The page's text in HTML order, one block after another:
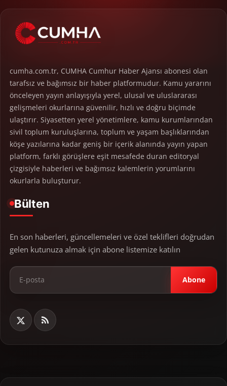
cumha.com.tr, CUMHA Cumhur Haber Ajansı abonesi olan
tarafsız ve bağımsız bir haber platformudur. Kamu yararını
önceleyen yayın anlayışıyla yerel, ulusal ve uluslararası
gelişmeleri okurlarına güvenilir, hızlı ve doğru biçimde
ulaştırır. Siyasetten yerel yönetimlere, kamu kurumlarından
sivil toplum kuruluşlarına, toplum ve yaşam başlıklarından
köşe yazılarına kadar geniş bir içerik alanında yayın yapan
platform, farklı görüşlere eşit mesafede duran editoryal
çizgisiyle haberleri ve bağımsız kalemlerin yorumlarını
okurlarla buluşturur.
Bülten
En son haberleri, güncellemeleri ve özel teklifleri doğrudan
gelen kutunuza almak için abone listemize katılın
Abone